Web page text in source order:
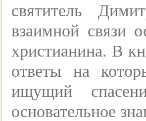
святитель
взаимной связи
христианина. В
ответы на
ищущий
основательное